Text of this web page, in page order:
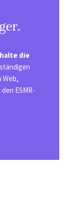
die
Web,
ESMR-